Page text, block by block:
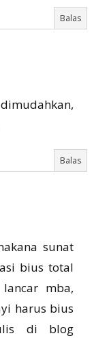
Balas
Balas
sunat
bius total
mba,
harus bius
di blog